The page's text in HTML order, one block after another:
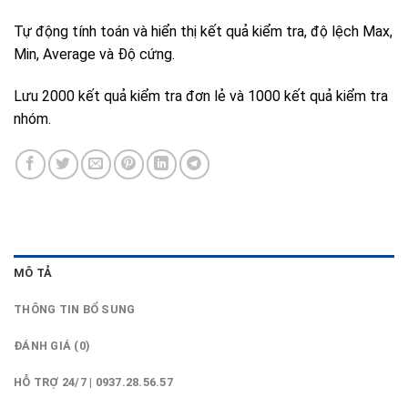
Tự động tính toán và hiển thị kết quả kiểm tra, độ lệch Max,
Min, Average và Độ cứng.
Lưu 2000 kết quả kiểm tra đơn lẻ và 1000 kết quả kiểm tra
nhóm.
MÔ TẢ
THÔNG TIN BỔ SUNG
ĐÁNH GIÁ (0)
HỖ TRỢ 24/7 | 0937.28.56.57